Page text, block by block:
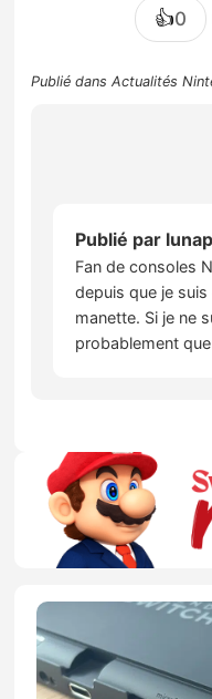
👍0
Publié dansActualités
Publié par
Fan de consoles
depuis que je
manette. Si je ne
probablement